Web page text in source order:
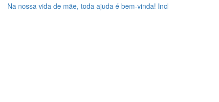
Na nossa vida de mãe, toda ajuda é bem-vinda! Incl